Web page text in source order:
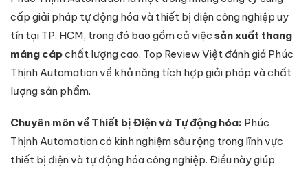
cấp giải pháp tự động hóa và thiết bị điện công nghiệp uy
tín tại TP. HCM, trong đó bao gồm cả việc sản xuất thang
máng cápchất lượng cao. Top Review Việt đánh giá Phúc
Thịnh Automation về khả năng tích hợp giải pháp và chất
lượng sản phẩm.
Chuyên môn về Thiết bị Điện và Tự động hóa: Phúc
Thịnh Automation có kinh nghiệm sâu rộng trong lĩnh vực
thiết bị điện và tự động hóa công nghiệp. Điều này giúp